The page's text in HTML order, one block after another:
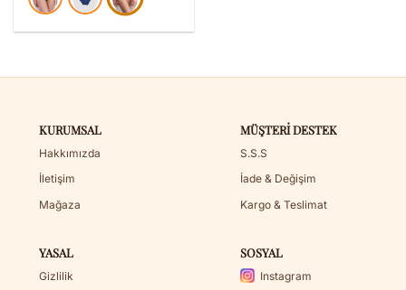
KURUMSAL
Hakkımızda
İletişim
Mağaza
MÜŞTERI DESTEK
S.S.S
İade & Değişim
Kargo & Teslimat
YASAL
Gizlilik
SOSYAL
Instagram